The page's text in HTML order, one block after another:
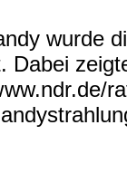
wurde
Dabei
ww.ndr.de/